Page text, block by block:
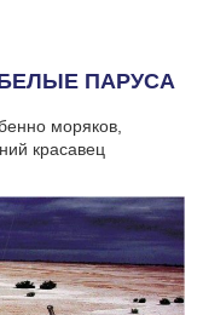
ПАРУСА
моряков,
красавец